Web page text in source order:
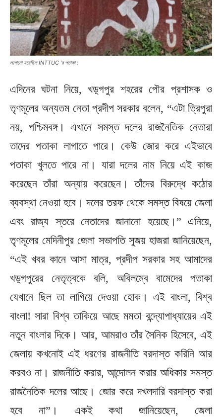
লাগানো হয়েছিল INTTUC ‘র পতাকা :
এদিনের ঘটনা নিয়ে, খড়্গপুর শহরের পৌর প্রশাসক ও
তৃণমূলের অন্যতম নেতা প্রদীপ সরকার বলেন, “এটা ত্রিপুরা
নয়, পশ্চিমবঙ্গ। এখানে সমস্ত দলের রাজনৈতিক নেতারা
তাদের পতাকা লাগাতে পারে। কেউ জোর করে এইভাবে
পতাকা খুলতে পারে না। যারা দলের নাম নিয়ে এই কাজ
করেছেন তাঁরা অন্যায় করেছেন। তাঁদের বিরুদ্ধে কঠোর
ব্যবস্থা নেওয়া হবে। দলের তরফ থেকে সমস্ত বিষয়ে জেলা
এবং রাজ্য স্তরে নেতাদের জানানো হয়েছে।” এনিয়ে,
তৃণমূলের মেদিনীপুর জেলা সভাপতি সুজয় হাজরা জানিয়েছেন,
“এই খবর কানে আসা মাত্র, প্রদীপ সরকার সহ আমাদের
খড়্গপুরের নেতৃত্বকে বলি, অবিলম্বে বামেদের পতাকা
যেখানে ছিল তা লাগিয়ে দেওয়া হোক। এই বাংলা, বিশ্ব
বাংলা! সারা বিশ্ব তাকিয়ে আছে মমতা বন্দ্যোপাধ্যায়ের এই
নতুন বাংলার দিকে। আর, আমরাও তাঁর সৈনিক হিসেবে, এই
জেলায় কখনোই এই ধরণের রাজনীতি বরদাস্ত করিনি আর
করবও না। রাজনীতি করার, আন্দোলন করার অধিকার সমস্ত
রাজনৈতিক দলের আছে। জোর করে দখলদারি বরদাস্ত করা
হবে না”। একই কথা জানিয়েছেন, জেলা